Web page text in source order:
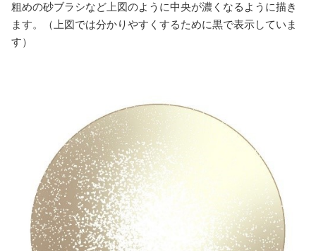
粗めの砂ブラシなど上図のように中央が濃くなるように描き
ます。（上図では分かりやすくするために黒で表示していま
す）